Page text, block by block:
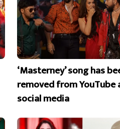
‘Masterney’ song has
removed from YouTube
social media